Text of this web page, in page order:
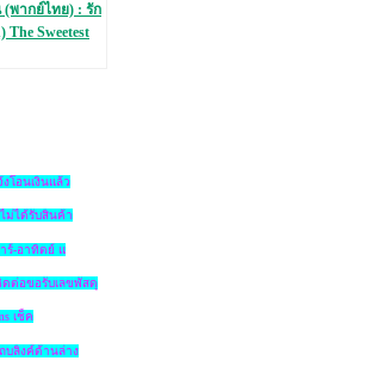
พากย์ไทย) : รัก
Sweetest
โอนเงินแล้ว
ม่ได้รับสินค้า
ร์-อาทิตย์ แ
ต่อขอรับเลขพัสดุ
เช็ค
บลิงค์ด้านล่าง